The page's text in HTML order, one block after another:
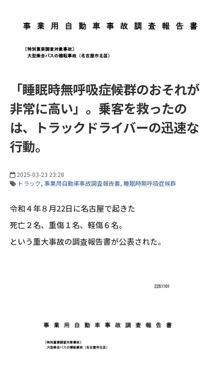
「睡眠時無呼吸症候群のおそれが
非常に高い」。乗客を救ったの
は、トラックドライバーの迅速な
行動。
2025-03-23 23:28
トラック 事業用自動車事故調査報告書 睡眠時無呼吸症候群
令和４年８月22日に名古屋で起きた
死亡２名、重傷１名、軽傷６名。
という重大事故の調査報告書が公表された。